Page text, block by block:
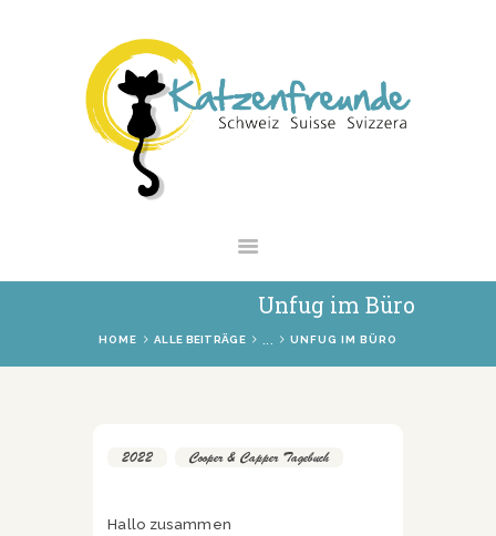
Unfug im Büro
HOME ALLE BEITRÄGE UNFUG IM BÜRO
NEWS
VERMITTLUNG
INTERESSANTES
SHOP
2022 Cooper & Capper Tagebuch
Hallo zusammen